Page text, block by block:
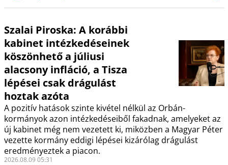
Szalai Piroska: A korábbi
kabinet intézkedéseinek
köszönhető a júliusi
alacsony infláció, a Tisza
lépései csak drágulást
hoztak azóta
A pozitív hatások szinte kivétel nélkül az Orbán-
kormányok azon intézkedéseiből fakadnak, amelyeket az
új kabinet még nem vezetett ki, miközben a Magyar Péter
vezette kormány eddigi lépései kizárólag drágulást
eredményeztek a piacon.
2026.08.09 05:31